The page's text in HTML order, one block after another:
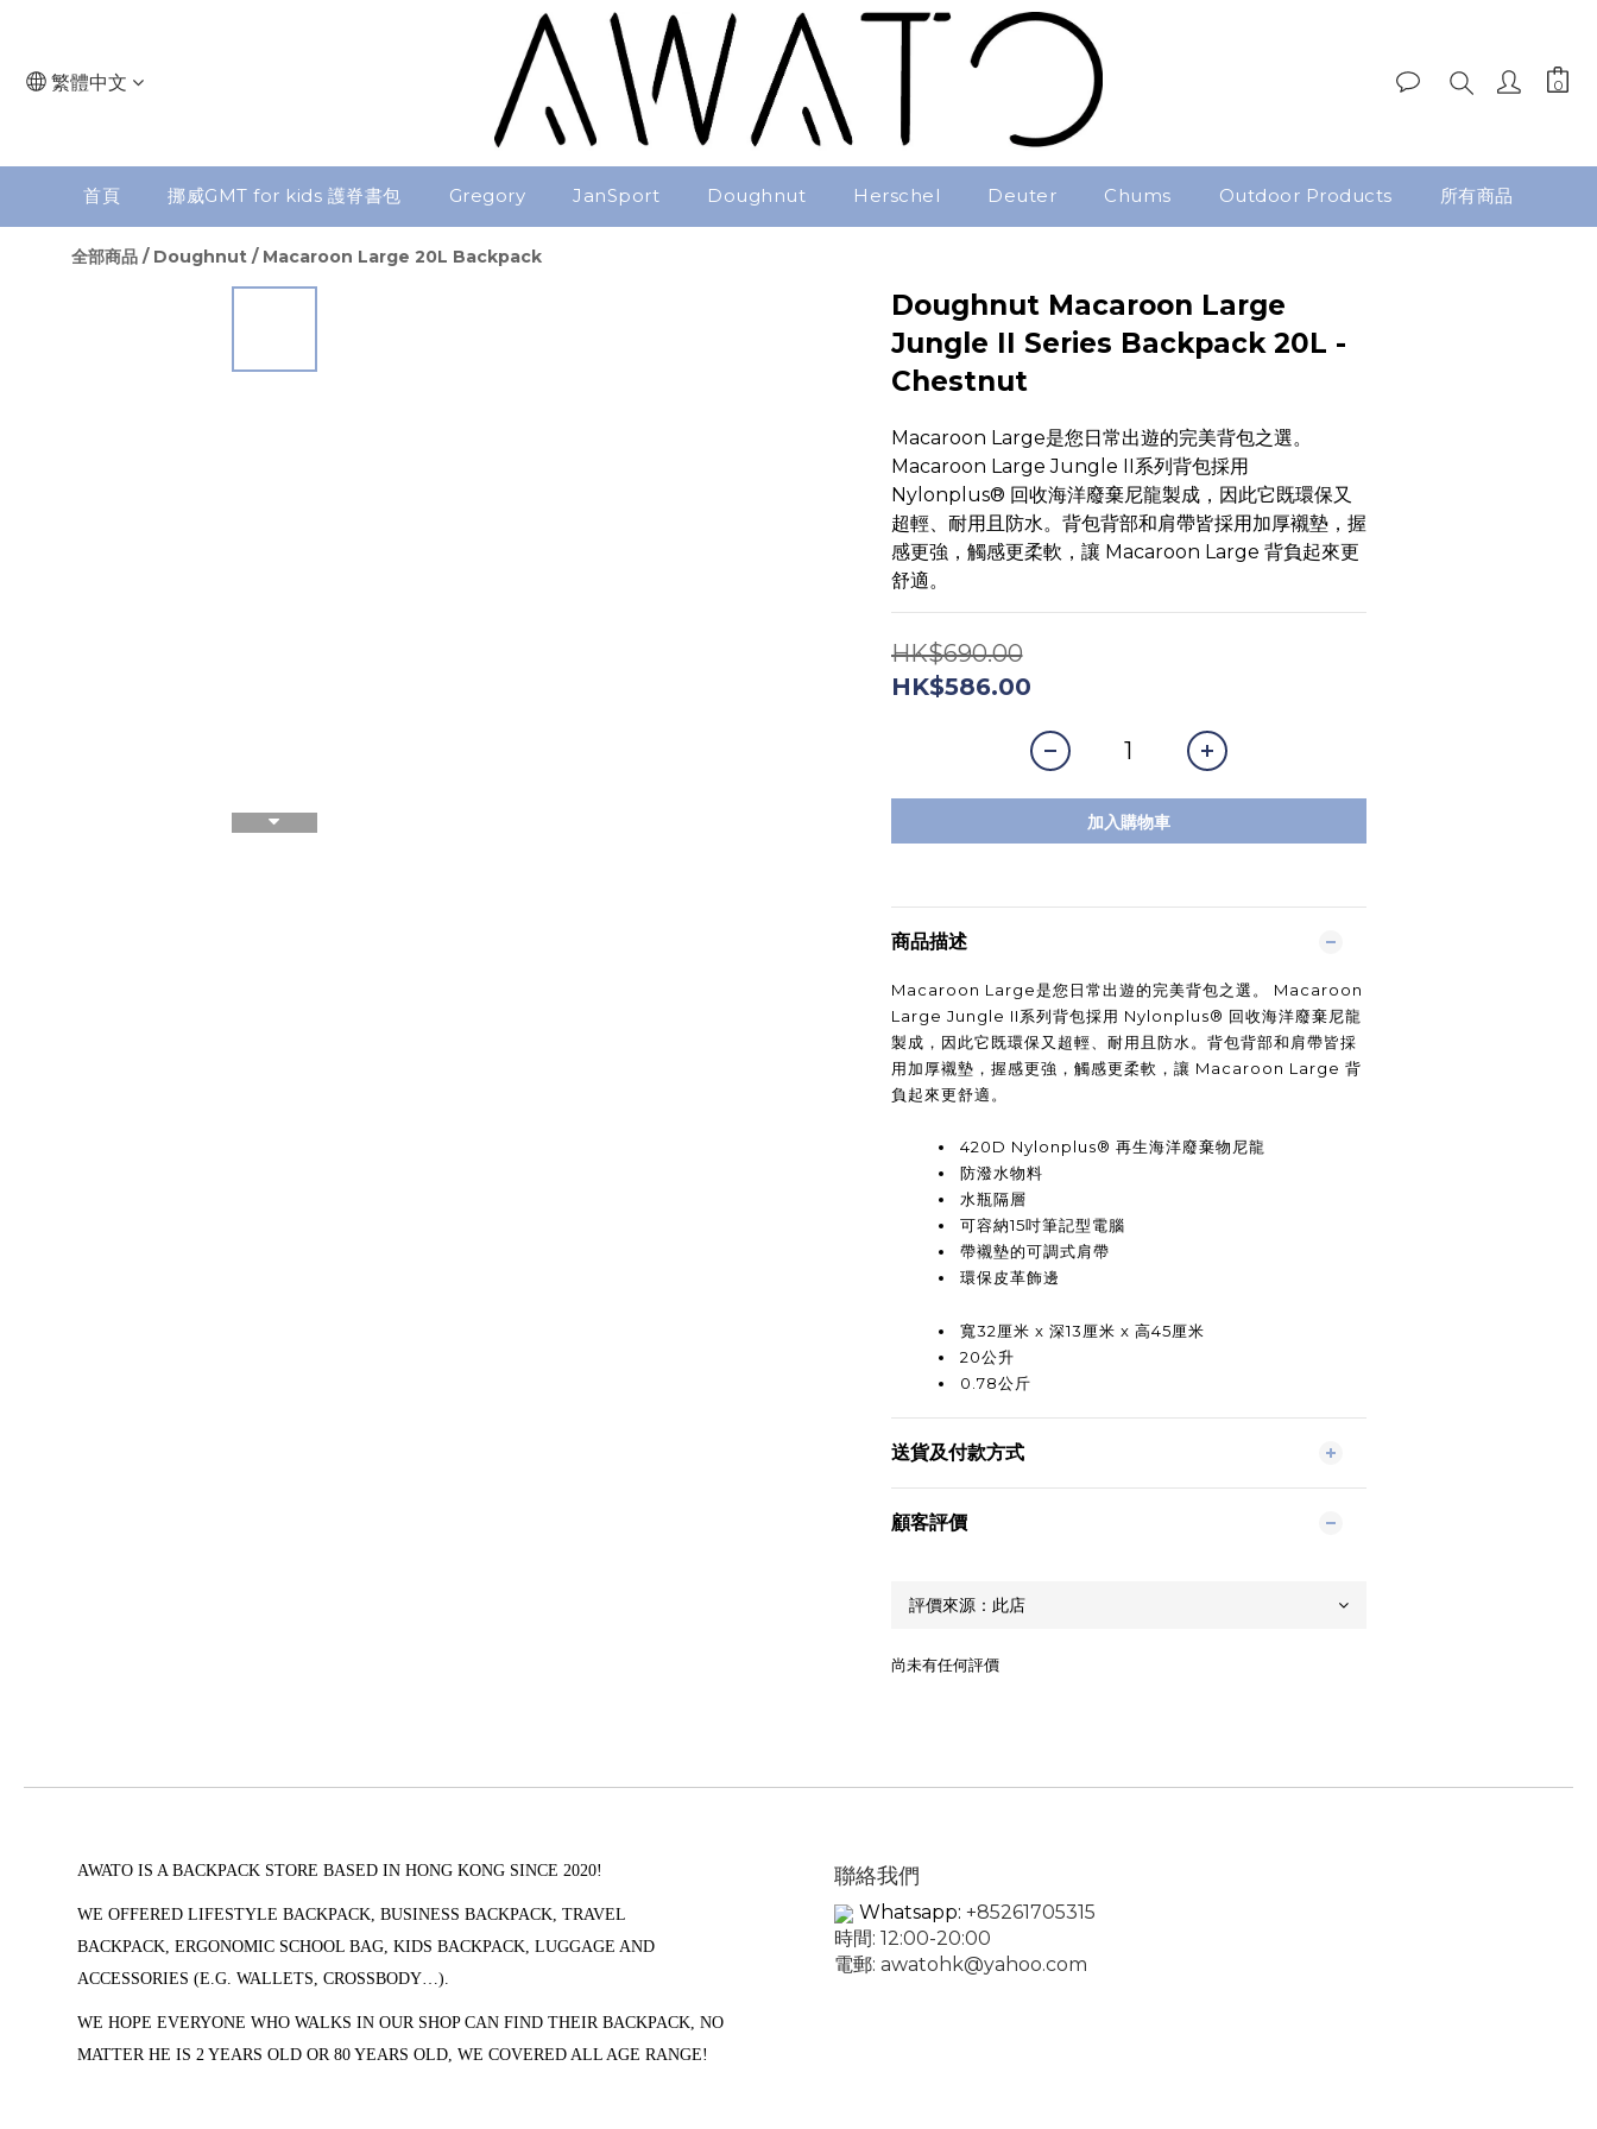
繁體中文
首頁 挪威GMT for kids 護脊書包 Gregory JanSport Doughnut Herschel Deuter Chums Outdoor Products 所有商品
全部商品 / Doughnut / Macaroon Large 20L Backpack
Doughnut Macaroon Large
Jungle II Series Backpack 20L -
Chestnut
Macaroon Large是您日常出遊的完美背包之選。
Macaroon Large Jungle II系列背包採用
Nylonplus® 回收海洋廢棄尼龍製成，因此它既環保又
超輕、耐用且防水。背包背部和肩帶皆採用加厚襯墊，握
感更強，觸感更柔軟，讓 Macaroon Large 背負起來更
舒適。
HK$690.00
HK$586.00
加入購物車
商品描述
Macaroon Large是您日常出遊的完美背包之選。 Macaroon
Large Jungle II系列背包採用 Nylonplus® 回收海洋廢棄尼龍
製成，因此它既環保又超輕、耐用且防水。背包背部和肩帶皆採
用加厚襯墊，握感更強，觸感更柔軟，讓 Macaroon Large 背
負起來更舒適。
420D Nylonplus® 再生海洋廢棄物尼龍
防潑水物料
水瓶隔層
可容納15吋筆記型電腦
帶襯墊的可調式肩帶
環保皮革飾邊
寬32厘米 x 深13厘米 x 高45厘米
20公升
0.78公斤
送貨及付款方式
顧客評價
尚未有任何評價
AWATO IS A BACKPACK STORE BASED IN HONG KONG SINCE 2020!
WE OFFERED LIFESTYLE BACKPACK, BUSINESS BACKPACK, TRAVEL
BACKPACK, ERGONOMIC SCHOOL BAG, KIDS BACKPACK, LUGGAGE AND
ACCESSORIES (E.G. WALLETS, CROSSBODY…).
WE HOPE EVERYONE WHO WALKS IN OUR SHOP CAN FIND THEIR BACKPACK, NO
MATTER HE IS 2 YEARS OLD OR 80 YEARS OLD, WE COVERED ALL AGE RANGE!
聯絡我們
Whatsapp: +85261705315
時間: 12:00-20:00
電郵: awatohk@yahoo.com